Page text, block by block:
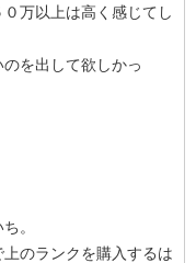
万以上は高く感じてし
を出して欲しかっ
。
のランクを購入するは